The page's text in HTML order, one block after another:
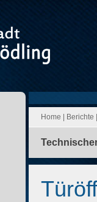
Home Berichte